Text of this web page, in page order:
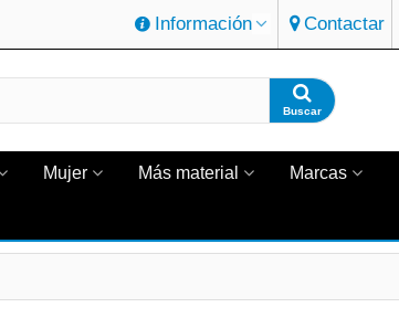
Información Contactar
Buscar
Mujer Más material Marcas